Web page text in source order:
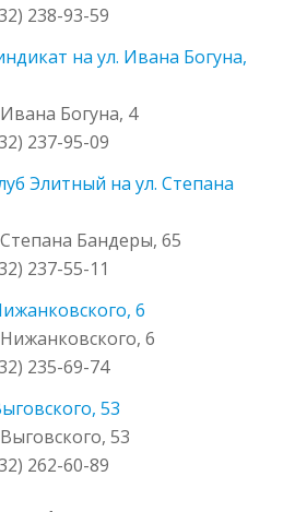
238-93-59
на ул. Ивана Богуна,
Богуна, 4
237-95-09
Элитный на ул. Степана
Бандеры, 65
237-55-11
6
6
235-69-74
53
53
262-60-89